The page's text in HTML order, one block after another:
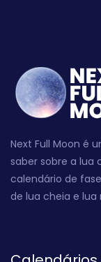
Next Full Moon é
saber sobre a lua
calendário de
de lua cheia e lua